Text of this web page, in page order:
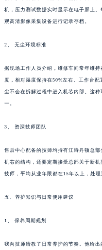
机，压力测试数据实时显示在电子屏上
观高清影像采集设备进行记录存档。
2、 无尘环境标准
据现场工作人员介绍，维修车间常年维
度，相对湿度保持在50%左右。工作台
尘不会在拆解过程中进入机芯内部。这
一。
3、 资深技师团队
售后中心配备的技师均持有江诗丹顿总
机芯的结构，还要定期接受总部关于新
技师，平均从业年限都在15年以上，处
五、养护知识与日常使用建议
1、 保养周期规划
我向技师请教了日常养护的节奏。他给